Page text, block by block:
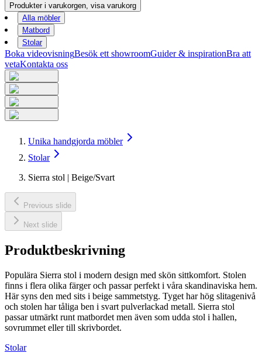
Produkter i varukorgen, visa varukorg
Alla möbler
Matbord
Stolar
Boka videovisningBesök ett showroomGuider & inspirationBra att
vetaKontakta oss
Unika handgjorda möbler
Stolar
Sierra stol | Beige/Svart
Previous slide
Next slide
Produktbeskrivning
Populära Sierra stol i modern design med skön sittkomfort. Stolen
finns i flera olika färger och passar perfekt i våra skandinaviska hem.
Här syns den med sits i beige sammetstyg. Tyget har hög slitagenivå
och stolen har tåliga ben i svart pulverlackad metall. Sierra stol
passar utmärkt runt matbordet men även som udda stol i hallen,
sovrummet eller till skrivbordet.
Stolar